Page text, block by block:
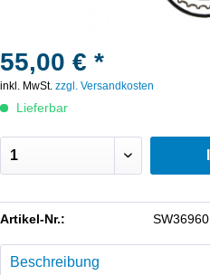
55,00 € *
inkl. MwSt. zzgl. Versandkosten
Lieferbar
Artikel-Nr.: SW36960
Beschreibung